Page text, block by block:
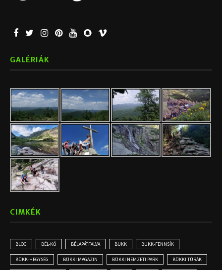
GALÉRIÁK
CIMKÉK
BLOG BÉL-KŐ BÉLAPÁTFALVA BÜKK BÜKK-FENNSÍK
BÜKK-HEGYSÉG BÜKKI MAGAZIN BÜKKI NEMZETI PARK BÜKKI TÚRÁK